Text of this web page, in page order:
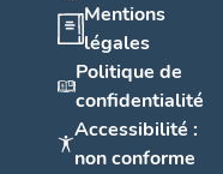
Mentions
légales
Politique de
confidentialité
Accessibilité :
non conforme